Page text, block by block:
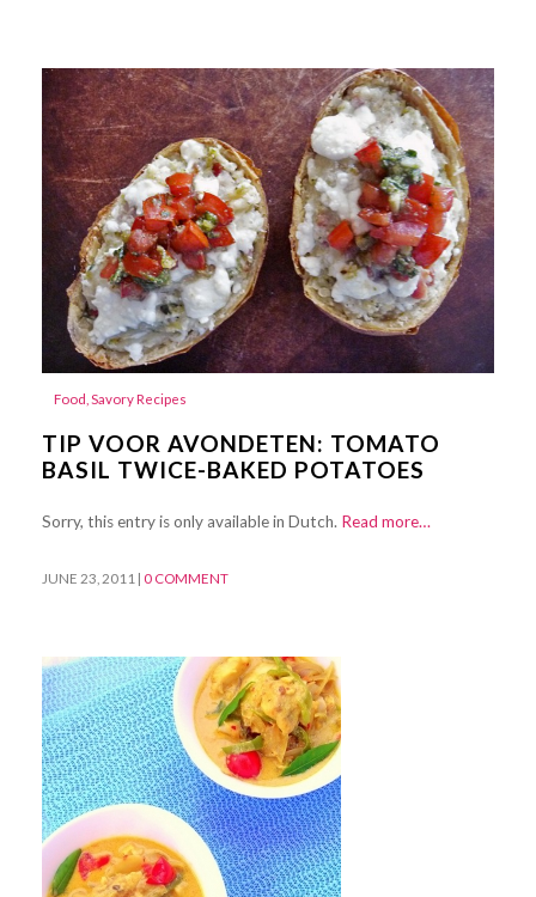
Food Savory Recipes
TIP VOOR AVONDETEN: TOMATO
BASIL TWICE-BAKED POTATOES
Sorry, this entry is only available in Dutch. Read more…
JUNE 23, 2011 | 0 COMMENT